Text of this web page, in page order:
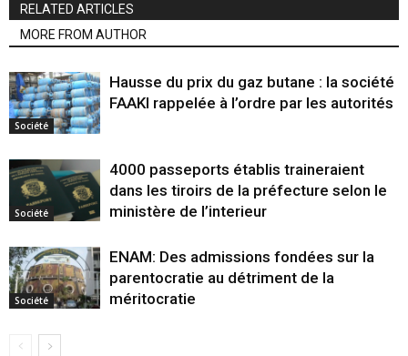
RELATED ARTICLES
MORE FROM AUTHOR
Société
Hausse du prix du gaz butane : la société
FAAKI rappelée à l’ordre par les autorités
Société
4000 passeports établis traineraient
dans les tiroirs de la préfecture selon le
ministère de l’interieur
Société
ENAM: Des admissions fondées sur la
parentocratie au détriment de la
méritocratie